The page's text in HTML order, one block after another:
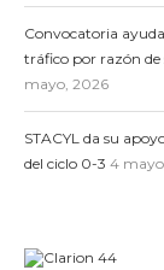
Convocatoria
tráfico por razón de
mayo, 2026
STACYL da su
del ciclo 0-3 4